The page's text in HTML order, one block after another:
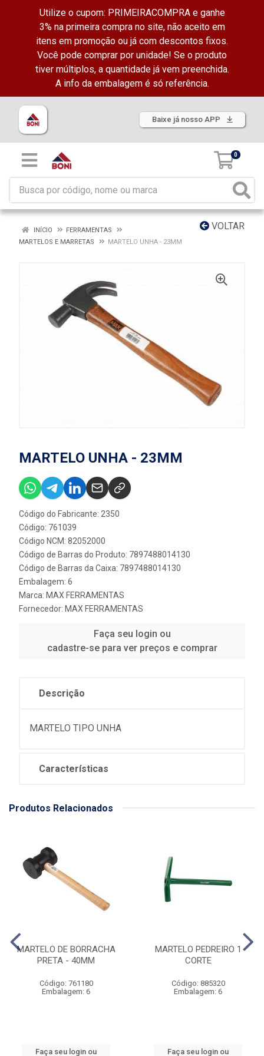
Utilize o cupom: PRIMEIRACOMPRA e ganhe
3% na primeira compra no site, não aceito em
itens em promoção ou já com descontos fixos.
Você pode comprar por unidade! Se o produto
tiver múltiplos, a quantidade já vem preenchida.
A info da embalagem é só referência.
Baixe já nosso APP
0
VOLTAR
INÍCIO
FERRAMENTAS
MARTELOS E MARRETAS
MARTELO UNHA - 23MM
MARTELO UNHA - 23MM
Código do Fabricante: 2350
Código: 761039
Código NCM: 82052000
Código de Barras do Produto: 7897488014130
Código de Barras da Caixa: 7897488014130
Embalagem: 6
Marca: MAX FERRAMENTAS
Fornecedor: MAX FERRAMENTAS
Faça seu login ou
cadastre-se para ver preços e comprar
Descrição
MARTELO TIPO UNHA
Características
Produtos Relacionados
MARTELO DE BORRACHA
PRETA - 40MM
Código: 761180
Embalagem: 6
Faça seu login ou
MARTELO PEDREIRO 1
CORTE
Código: 885320
Embalagem: 6
Faça seu login ou